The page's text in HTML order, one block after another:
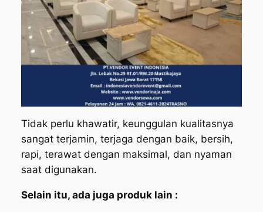
Tidak perlu khawatir, keunggulan kualitasnya
sangat terjamin, terjaga dengan baik, bersih,
rapi, terawat dengan maksimal, dan nyaman
saat digunakan.
Selain itu, ada juga produk lain :